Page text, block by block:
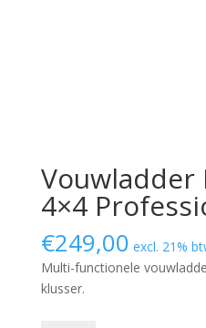
Vouwladder
4×4
€249,00 excl. 21%
Multi-functionele
klusser.